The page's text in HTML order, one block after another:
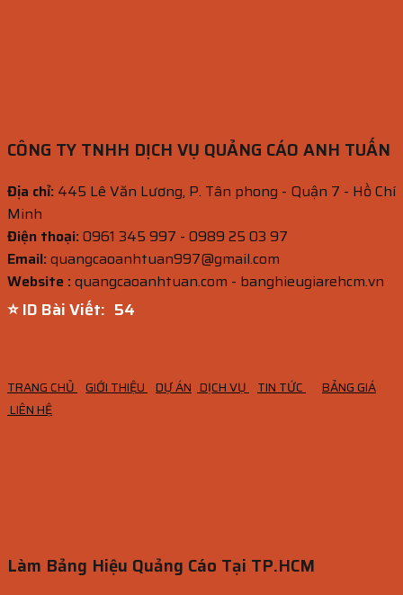
CÔNG TY TNHH DỊCH VỤ QUẢNG CÁO ANH TUẤN
Địa chỉ: 445 Lê Văn Lương, P. Tân phong - Quận 7 - Hồ Chí
Minh
Điện thoại:0961 345 997 - 0989 25 03 97
Email:quangcaoanhtuan997@gmail.com
Website :quangcaoanhtuan.com - banghieugiarehcm.vn
⭐ ID Bài Viết: 53
TRANG CHỦ GIỚI THIỆU DỰ ÁN DỊCH VỤ TIN TỨC
BẢNG GIÁ
LIÊN HỆ
Làm Bảng Hiệu Quảng Cáo Tại TP.HCM